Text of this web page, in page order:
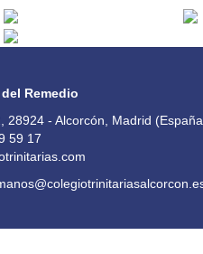
Remedio
28924 - Alcorcón, Madrid
59 17